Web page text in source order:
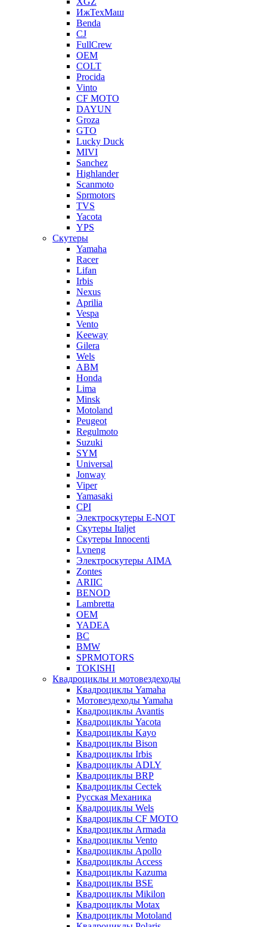
ИжТехМаш
Benda
CJ
FullCrew
OEM
COLT
Procida
Vinto
CF MOTO
DAYUN
Groza
GTO
Lucky Duck
MIVI
Sanchez
Highlander
Scanmoto
Sprmotors
TVS
Yacota
YPS
Скутеры
Yamaha
Racer
Lifan
Irbis
Nexus
Aprilia
Vespa
Vento
Keeway
Gilera
Wels
ABM
Honda
Lima
Minsk
Motoland
Peugeot
Regulmoto
Suzuki
SYM
Universal
Jonway
Viper
Yamasaki
CPI
Электроскутеры E-NOT
Скутеры Italjet
Скутеры Innocenti
Lvneng
Электроскутеры AIMA
Zontes
ARIIC
BENOD
Lambretta
OEM
YADEA
BC
BMW
SPRMOTORS
TOKISHI
Квадроциклы и мотовездеходы
Квадроциклы Yamaha
Мотовездеходы Yamaha
Квадроциклы Avantis
Квадроциклы Yacota
Квадроциклы Kayo
Квадроциклы Bison
Квадроциклы Irbis
Квадроциклы ADLY
Квадроциклы BRP
Квадроциклы Cectek
Русская Механика
Квадроциклы Wels
Квадроциклы CF MOTO
Квадроциклы Armada
Квадроциклы Vento
Квадроциклы Apollo
Квадроциклы Access
Квадроциклы Kazuma
Квадроциклы BSE
Квадроциклы Mikilon
Квадроциклы Motax
Квадроциклы Motoland